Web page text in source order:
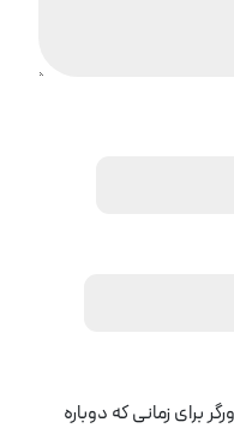
برای زمانی که دوباره